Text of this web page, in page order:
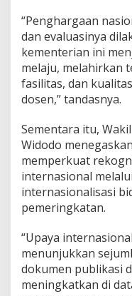
“Penghargaan
dan evaluasinya
kementerian ini
melaju, melahirkan
fasilitas, dan
dosen,” tandasnya.
Sementara itu,
Widodo
memperkuat
internasional
internasionalisasi
pemeringkatan.
“Upaya
menunjukkan
dokumen publikasi
meningkatkan di